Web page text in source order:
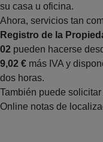
su casa u oficina.
Ahora, servicios tan
Registro de la
02 pueden hacerse
9,02 € más IVA y
dos horas.
También puede
Online notas de